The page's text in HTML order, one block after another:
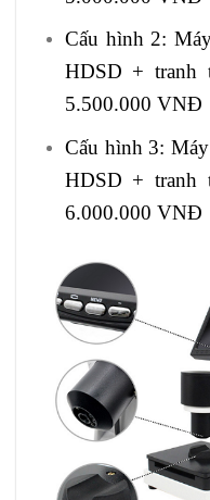
Cấu hình 2:
HDSD + tranh
5.500.000 VNĐ
Cấu hình 3:
HDSD + tranh
6.000.000 VNĐ